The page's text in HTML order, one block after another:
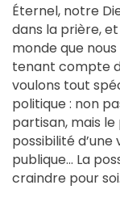
Éternel, notre
dans la prière,
monde que
tenant compte
voulons tout
politique : non
partisan, mais
possibilité d’une
publique… La
craindre pour soi.